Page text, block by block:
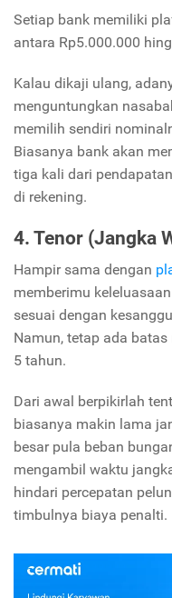
Setiap bank memiliki
antara Rp5.000.000
Kalau dikaji ulang,
menguntungkan
memilih sendiri
Biasanya bank akan
tiga kali dari
di rekening.
4. Tenor (Jangka
Hampir sama dengan
memberimu
sesuai dengan
Namun, tetap ada
5 tahun.
Dari awal berpikirlah
biasanya makin lama
besar pula beban
mengambil waktu
hindari percepatan
timbulnya biaya penalti.